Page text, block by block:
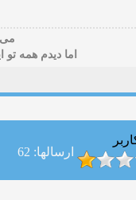
می
اما دیدم همه
ارسالها: 62